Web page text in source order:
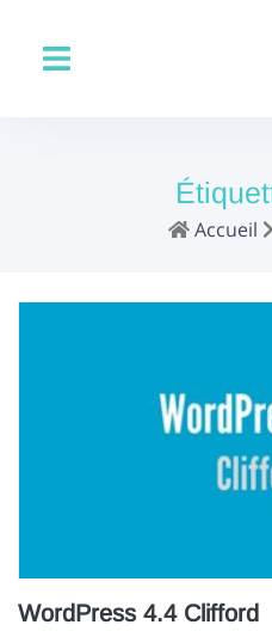
Accueil
WordPress 4.4 Clifford